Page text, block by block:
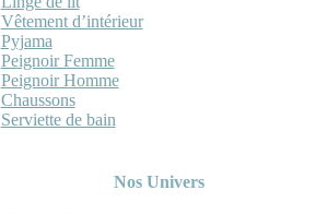
Vêtement d’intérieur
Pyjama
Peignoir Femme
Peignoir Homme
Chaussons
Serviette de bain
Nos Univers